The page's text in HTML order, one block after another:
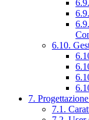
6.10.
7.
7.1.